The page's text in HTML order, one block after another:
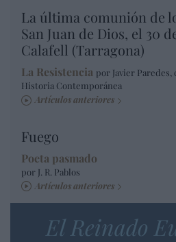
La última comunión de
San Juan de Dios, el 30
Calafell (Tarragona)
La Resistencia por Javier
Historia Contemporánea
Artículos anteriores
Fuego
Poeta pasmado
por J. R. Pablos
Artículos anteriores
El Reinado